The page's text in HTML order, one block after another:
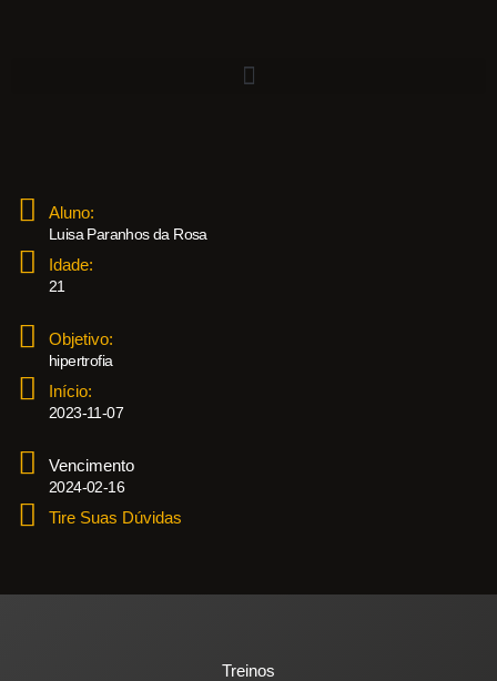
Aluno:
Luisa Paranhos da Rosa
Idade:
21
Objetivo:
hipertrofia
Início:
2023-11-07
Vencimento
2024-02-16
Tire Suas Dúvidas
Treinos